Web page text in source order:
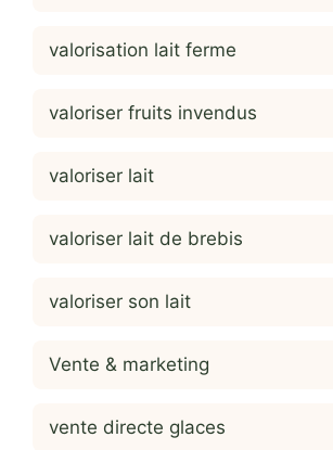
valorisation lait ferme
valoriser fruits invendus
valoriser lait
valoriser lait de brebis
valoriser son lait
Vente & marketing
vente directe glaces